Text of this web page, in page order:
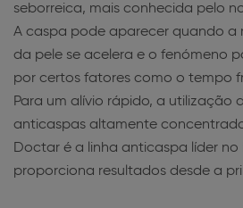
seborreica, mais conhecida pelo
A caspa pode aparecer quando a
da pele se acelera e o fenómeno
por certos fatores como o tempo
Para um alívio rápido, a utilização
anticaspas altamente
Doctar é a linha anticaspa líder no
proporciona resultados desde a